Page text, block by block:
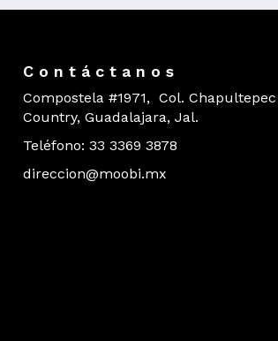
C o n t á c t a n o s
Compostela #1971, Col. Chapultepec
Country, Guadalajara, Jal.
Teléfono: 33 3369 3878
direccion@moobi.mx